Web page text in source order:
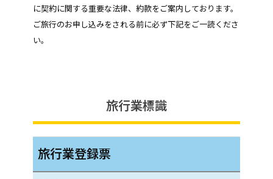
に契約に関する重要な法律、約款をご案内しております。
ご旅行のお申し込みをされる前に必ず下記をご一読くださ
い。
旅行業標識
旅行業登録票